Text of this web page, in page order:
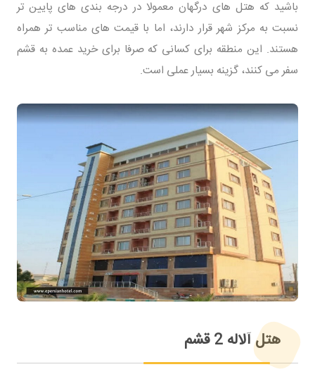
باشید که هتل های درگهان معمولا در درجه بندی های پایین تر
نسبت به مرکز شهر قرار دارند، اما با قیمت های مناسب تر همراه
هستند. این منطقه برای کسانی که صرفا برای خرید عمده به قشم
سفر می کنند، گزینه بسیار عملی است.
هتل آلاله 2 قشم